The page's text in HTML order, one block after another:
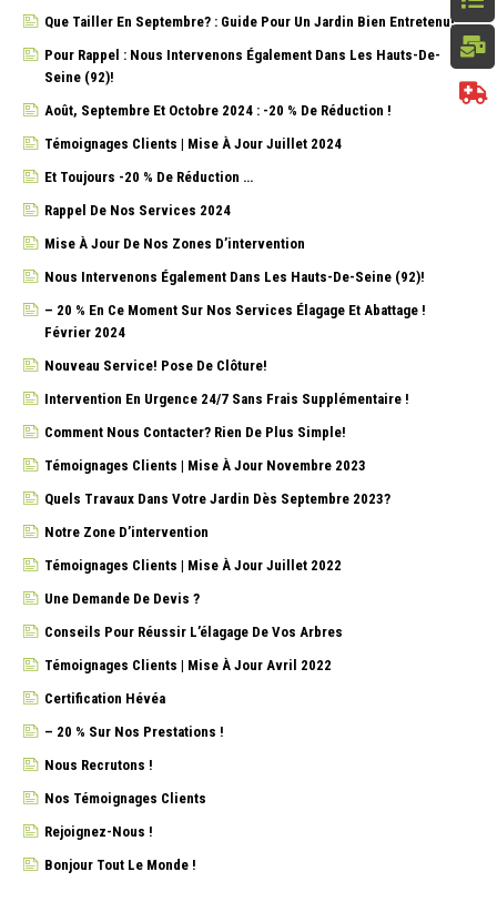
Que Tailler En Septembre? : Guide Pour Un Jardin Bien Entretenu!
Pour Rappel : Nous Intervenons Également Dans Les Hauts-De-
Seine (92)!
Août, Septembre Et Octobre 2024 : -20 % De Réduction !
Témoignages Clients | Mise À Jour Juillet 2024
Et Toujours -20 % De Réduction …
Rappel De Nos Services 2024
Mise À Jour De Nos Zones D’intervention
Nous Intervenons Également Dans Les Hauts-De-Seine (92)!
– 20 % En Ce Moment Sur Nos Services Élagage Et Abattage !
Février 2024
Nouveau Service! Pose De Clôture!
Intervention En Urgence 24/7 Sans Frais Supplémentaire !
Comment Nous Contacter? Rien De Plus Simple!
Témoignages Clients | Mise À Jour Novembre 2023
Quels Travaux Dans Votre Jardin Dès Septembre 2023?
Notre Zone D’intervention
Témoignages Clients | Mise À Jour Juillet 2022
Une Demande De Devis ?
Conseils Pour Réussir L’élagage De Vos Arbres
Témoignages Clients | Mise À Jour Avril 2022
Certification Hévéa
– 20 % Sur Nos Prestations !
Nous Recrutons !
Nos Témoignages Clients
Rejoignez-Nous !
Bonjour Tout Le Monde !